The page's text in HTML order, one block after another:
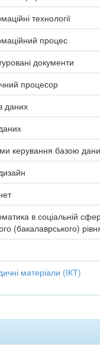
технології
процес
документи
процесор
даних
керування базою
в соціальній
(бакалаврського)
матеріали (ІКТ)